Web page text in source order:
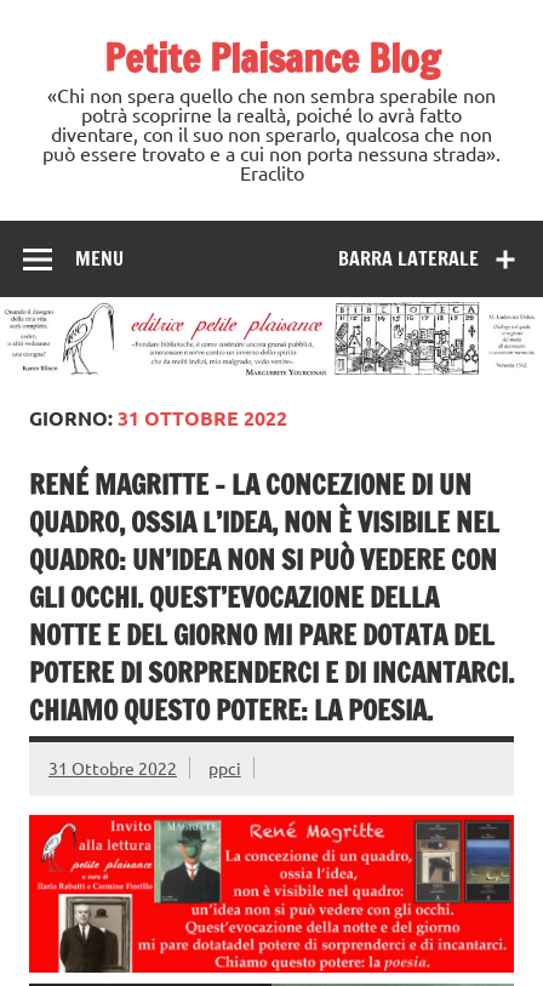
Petite Plaisance Blog
«Chi non spera quello che non sembra sperabile non
potrà scoprirne la realtà, poiché lo avrà fatto
diventare, con il suo non sperarlo, qualcosa che non
può essere trovato e a cui non porta nessuna strada».
Eraclito
BARRA LATERALE
MENU
GIORNO:31 OTTOBRE 2022
RENÉ MAGRITTE – LA CONCEZIONE DI UN
QUADRO, OSSIA L’IDEA, NON È VISIBILE NEL
QUADRO: UN’IDEA NON SI PUÒ VEDERE CON
GLI OCCHI. QUEST’EVOCAZIONE DELLA
NOTTE E DEL GIORNO MI PARE DOTATA DEL
POTERE DI SORPRENDERCI E DI INCANTARCI.
CHIAMO QUESTO POTERE: LA POESIA.
31 Ottobre 2022 ppci